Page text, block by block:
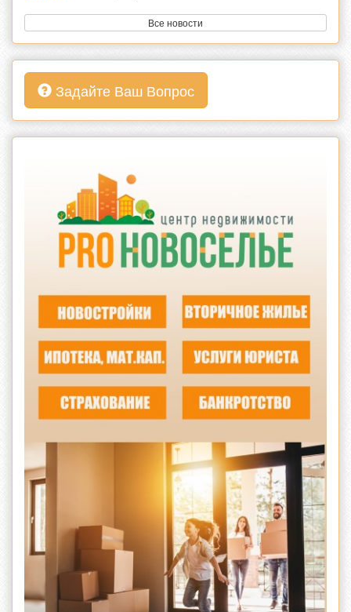
Все новости
Задайте Ваш Вопрос